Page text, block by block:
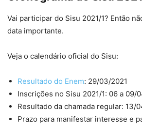
Vai participar do Sisu 2021/1? Então
data importante.
Veja o calendário oficial do Sisu:
Resultado do Enem: 29/03/2021
Inscrições no Sisu 2021/1: 06 a 09/
Resultado da chamada regular: 13/
Prazo para manifestar interesse e